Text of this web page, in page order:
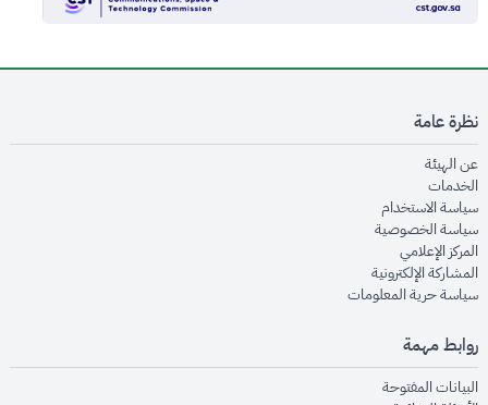
نظرة عامة
عن الهيئةopens in new window
الخدماتopens in new window
سياسة الاستخدام
سياسة الخصوصيةopens in new window
المركز الإعلاميopens in new window
المشاركة الإلكترونيةopens in new window
سياسة حرية المعلوماتopens in new window
روابط مهمة
البيانات المفتوحةopens in new window